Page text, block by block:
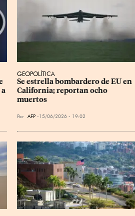
GEOPOLÍTICA
Se estrella bombardero de EU en
California; reportan ocho
muertos
Por AFP 15/06/2026 - 19:02